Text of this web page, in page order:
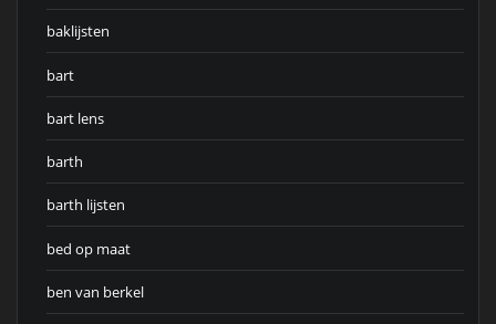
baklijsten
bart
bart lens
barth
barth lijsten
bed op maat
ben van berkel